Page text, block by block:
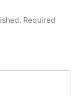
Required